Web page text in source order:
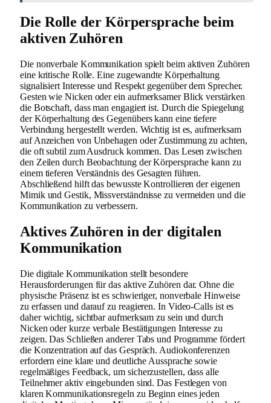
Die Rolle der Körpersprache beim
aktiven Zuhören
Die nonverbale Kommunikation spielt beim aktiven Zuhören
eine kritische Rolle. Eine zugewandte Körperhaltung
signalisiert Interesse und Respekt gegenüber dem Sprecher.
Gesten wie Nicken oder ein aufmerksamer Blick verstärken
die Botschaft, dass man engagiert ist. Durch die Spiegelung
der Körperhaltung des Gegenübers kann eine tiefere
Verbindung hergestellt werden. Wichtig ist es, aufmerksam
auf Anzeichen von Unbehagen oder Zustimmung zu achten,
die oft subtil zum Ausdruck kommen. Das Lesen zwischen
den Zeilen durch Beobachtung der Körpersprache kann zu
einem tieferen Verständnis des Gesagten führen.
Abschließend hilft das bewusste Kontrollieren der eigenen
Mimik und Gestik, Missverständnisse zu vermeiden und die
Kommunikation zu verbessern.
Aktives Zuhören in der digitalen
Kommunikation
Die digitale Kommunikation stellt besondere
Herausforderungen für das aktive Zuhören dar. Ohne die
physische Präsenz ist es schwieriger, nonverbale Hinweise
zu erfassen und darauf zu reagieren. In Video-Calls ist es
daher wichtig, sichtbar aufmerksam zu sein und durch
Nicken oder kurze verbale Bestätigungen Interesse zu
zeigen. Das Schließen anderer Tabs und Programme fördert
die Konzentration auf das Gespräch. Audiokonferenzen
erfordern eine klare und deutliche Aussprache sowie
regelmäßiges Feedback, um sicherzustellen, dass alle
Teilnehmer aktiv eingebunden sind. Das Festlegen von
klaren Kommunikationsregeln zu Beginn eines jeden